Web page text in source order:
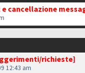
cancellazione
richieste]
12:43 am